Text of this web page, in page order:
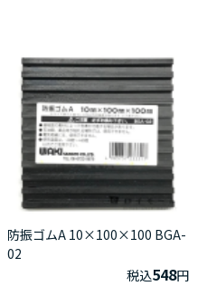
防振ゴムA 10×100×100 BGA-
02
税込548円